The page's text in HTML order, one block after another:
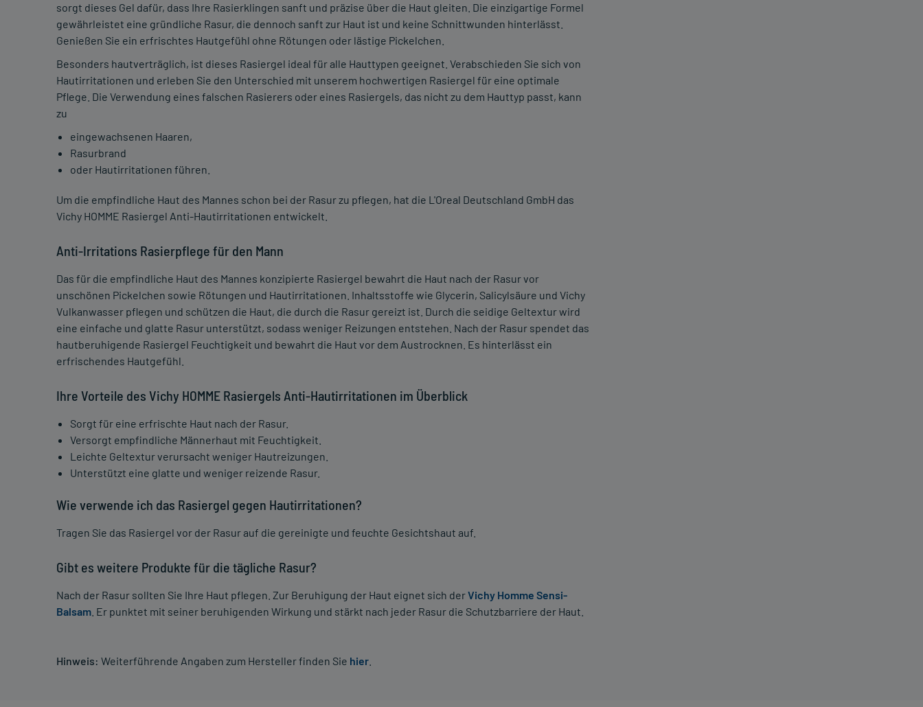
sorgt dieses Gel dafür, dass Ihre Rasierklingen sanft und präzise über die Haut gleiten. Die einzigartige Formel
gewährleistet eine gründliche Rasur, die dennoch sanft zur Haut ist und keine Schnittwunden hinterlässt.
Genießen Sie ein erfrischtes Hautgefühl ohne Rötungen oder lästige Pickelchen.
Besonders hautverträglich, ist dieses Rasiergel ideal für alle Hauttypen geeignet. Verabschieden Sie sich von
Hautirritationen und erleben Sie den Unterschied mit unserem hochwertigen Rasiergel für eine optimale
Pflege. Die Verwendung eines falschen Rasierers oder eines Rasiergels, das nicht zu dem Hauttyp passt, kann
zu
eingewachsenen Haaren,
Rasurbrand
oder Hautirritationen führen.
Um die empfindliche Haut des Mannes schon bei der Rasur zu pflegen, hat die L'Oreal Deutschland GmbH das
Vichy HOMME Rasiergel Anti-Hautirritationen entwickelt.
Anti-Irritations Rasierpflege für den Mann
Das für die empfindliche Haut des Mannes konzipierte Rasiergel bewahrt die Haut nach der Rasur vor
unschönen Pickelchen sowie Rötungen und Hautirritationen. Inhaltsstoffe wie Glycerin, Salicylsäure und Vichy
Vulkanwasser pflegen und schützen die Haut, die durch die Rasur gereizt ist. Durch die seidige Geltextur wird
eine einfache und glatte Rasur unterstützt, sodass weniger Reizungen entstehen. Nach der Rasur spendet das
hautberuhigende Rasiergel Feuchtigkeit und bewahrt die Haut vor dem Austrocknen. Es hinterlässt ein
erfrischendes Hautgefühl.
Ihre Vorteile des Vichy HOMME Rasiergels Anti-Hautirritationen im Überblick
Sorgt für eine erfrischte Haut nach der Rasur.
Versorgt empfindliche Männerhaut mit Feuchtigkeit.
Leichte Geltextur verursacht weniger Hautreizungen.
Unterstützt eine glatte und weniger reizende Rasur.
Wie verwende ich das Rasiergel gegen Hautirritationen?
Tragen Sie das Rasiergel vor der Rasur auf die gereinigte und feuchte Gesichtshaut auf.
Gibt es weitere Produkte für die tägliche Rasur?
Nach der Rasur sollten Sie Ihre Haut pflegen. Zur Beruhigung der Haut eignet sich derVichy Homme Sensi-
Balsam . Er punktet mit seiner beruhigenden Wirkung und stärkt nach jeder Rasur die Schutzbarriere der Haut.
Hinweis: Weiterführende Angaben zum Hersteller finden Sie hier